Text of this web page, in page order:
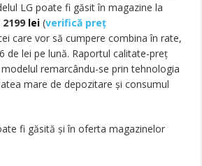
LG poate fi găsit în magazine la
2199 lei (verifică preț
care vor să cumpere combina în rate,
de lei pe lună. Raportul calitate-preț
remarcându-se prin tehnologia
mare de depozitare și consumul
fi găsită și în oferta magazinelor